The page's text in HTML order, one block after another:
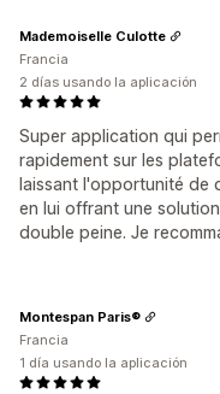
Super application qui
rapidement sur les
laissant l'opportunité de
en lui offrant une
double peine. Je
Mademoiselle Culotte
Francia
2 días usando la aplicación
Montespan Paris®
Francia
1 día usando la aplicación